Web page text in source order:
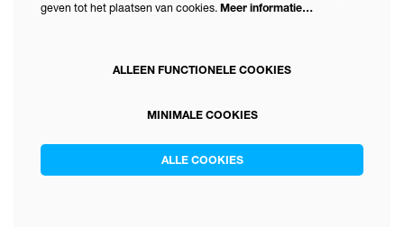
geven tot het plaatsen van cookies. Meer informatie…
ALLEEN FUNCTIONELE COOKIES
MINIMALE COOKIES
ALLE COOKIES